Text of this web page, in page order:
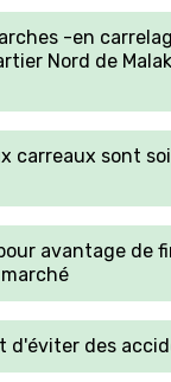
-en
Nord de
carreaux sont
avantage de
d'éviter des